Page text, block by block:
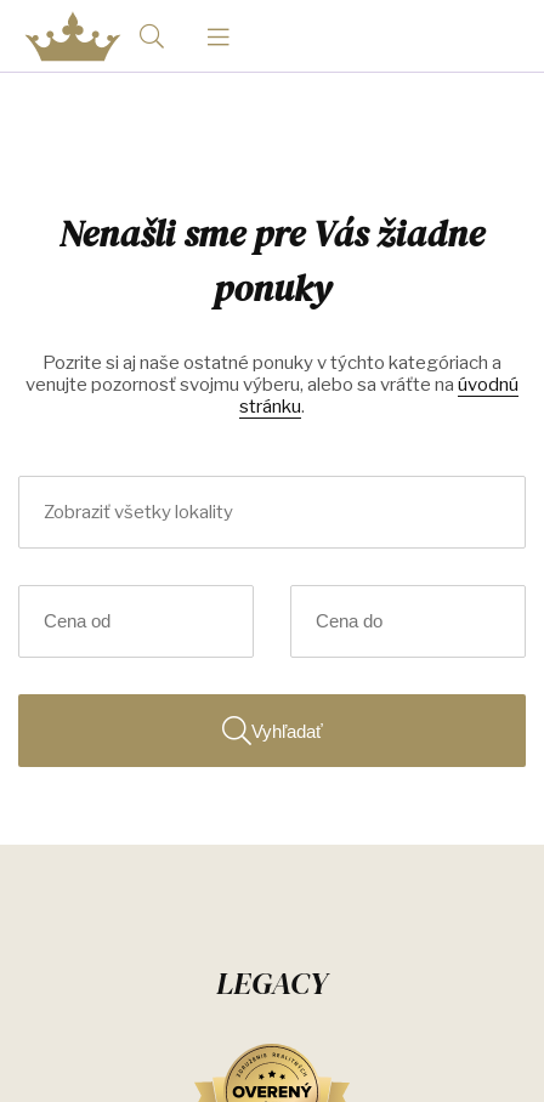
Nenašli sme pre Vás žiadne
ponuky
Pozrite si aj naše ostatné ponuky v týchto kategóriach a
venujte pozornosť svojmu výberu, alebo sa vráťte na úvodnú
stránku.
Vyhľadať
LEGACY